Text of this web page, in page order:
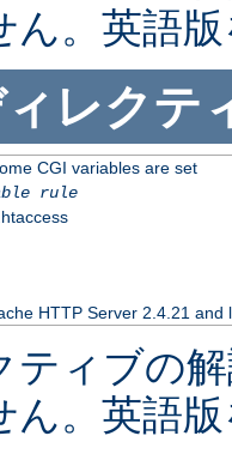
ん。英語
レクテ
CGI variables are set
rule
HTTP Server 2.4.21 and
ティブの
ん。英語